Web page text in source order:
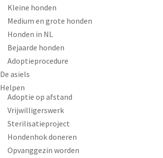
Kleine honden
Medium en grote honden
Honden in NL
Bejaarde honden
Adoptieprocedure
De asiels
Helpen
Adoptie op afstand
Vrijwilligerswerk
Sterilisatieproject
Hondenhok doneren
Opvanggezin worden